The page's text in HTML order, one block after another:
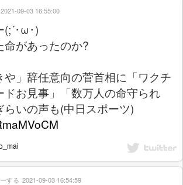
(;´･ω･)
命があったのか?
や」辞任意向の菅首相に「ワクチ
ドお見事」「数万人の命守られ
らいの声も(中日スポーツ)
2021-09-03 16:55:00
する 2021-09-03 16:54:59